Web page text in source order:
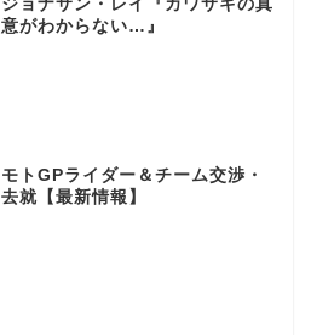
ジョナサン・レイ『カワサキの真
意がわからない…』
モトGPライダー＆チーム交渉・
去就【最新情報】